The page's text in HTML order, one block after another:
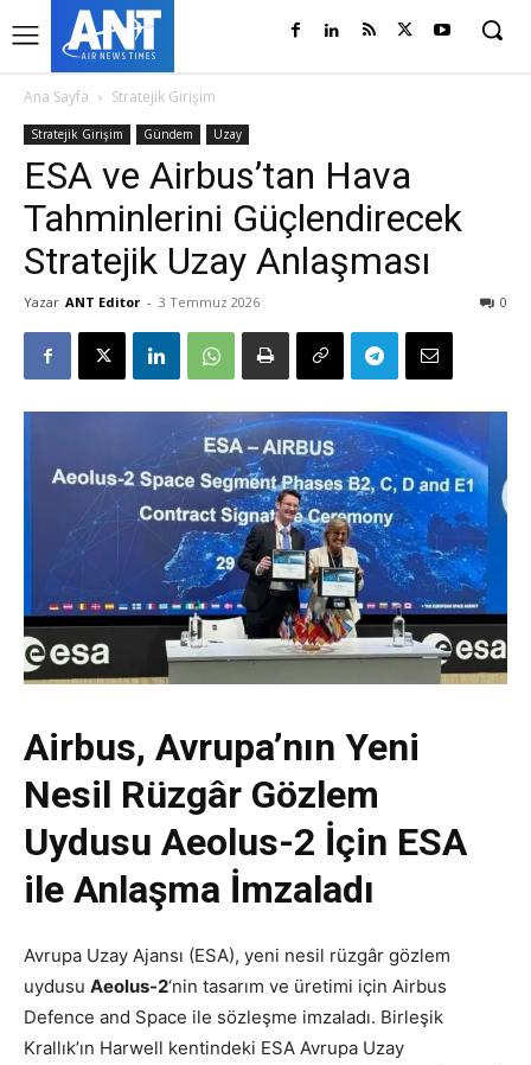
Ana Sayfa Stratejik Girişim
Stratejik Girişim Gündem Uzay
ESA ve Airbus’tan Hava
Tahminlerini Güçlendirecek
Stratejik Uzay Anlaşması
Yazar ANT Editor - 3 Temmuz 2026 0
Airbus, Avrupa’nın Yeni
Nesil Rüzgâr Gözlem
Uydusu Aeolus-2 İçin ESA
ile Anlaşma İmzaladı
Avrupa Uzay Ajansı (ESA), yeni nesil rüzgâr gözlem
uydusu Aeolus-2‘nin tasarım ve üretimi için Airbus
Defence and Space ile sözleşme imzaladı. Birleşik
Krallık’ın Harwell kentindeki ESA Avrupa Uzay